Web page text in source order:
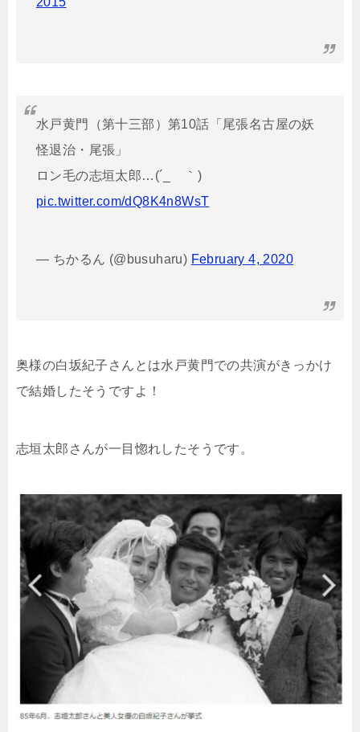
水戸黄門（第十三部）第10話「尾張名古屋の妖
怪退治・尾張」
ロン毛の志垣太郎…(´_ゝ｀)
pic.twitter.com/dQ8K4n8WsT
— ちかるん (@busuharu) February 4, 2020
奥様の白坂紀子さんとは水戸黄門での共演がきっかけ
で結婚したそうですよ！
志垣太郎さんが一目惚れしたそうです。